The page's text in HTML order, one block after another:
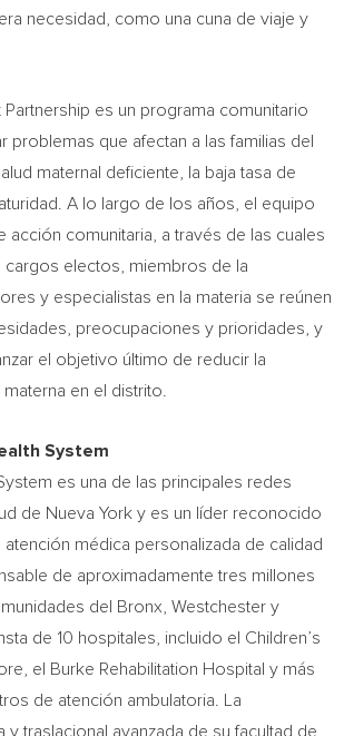
necesidad, como una cuna de viaje y
Partnership es un programa comunitario
problemas que afectan a las familias del
maternal deficiente, la baja tasa de
A lo largo de los años, el equipo
acción comunitaria, a través de las cuales
electos, miembros de la
y especialistas en la materia se reúnen
preocupaciones y prioridades, y
el objetivo último de reducir la
en el distrito.
System
es una de las principales redes
de Nueva York y es un líder reconocido
médica personalizada de calidad
de aproximadamente tres millones
del
Bronx Westchester y
de 10 hospitales, incluido el Children’s
el Burke Rehabilitation Hospital y más
de atención ambulatoria. La
y traslacional avanzada de su facultad de